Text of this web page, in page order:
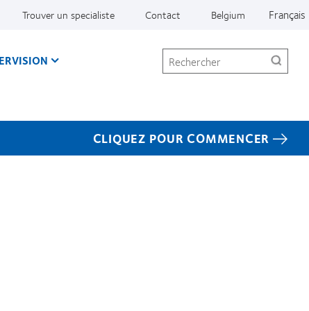
Trouver un specialiste Contact Belgium Français
Rechercher
CLIQUEZ POUR COMMENCER